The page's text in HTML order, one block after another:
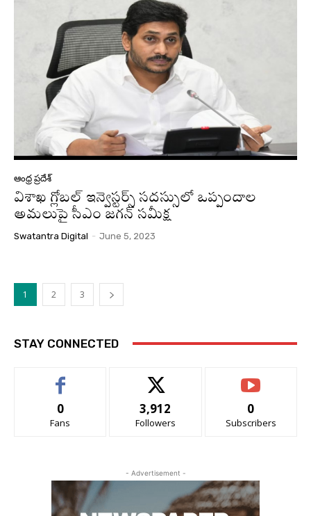
ఆంధ్ర ప్రదేశ్
విశాఖ గ్లోబల్‌ ఇన్వెస్టర్స్‌ సదస్సులో ఒప్పందాల
అమలుపై సీఎం జగన్ సమీక్ష
Swatantra Digital - June 5, 2023
1 2 3
STAY CONNECTED
0
Fans
3,912
Followers
0
Subscribers
- Advertisement -